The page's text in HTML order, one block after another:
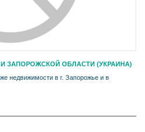
ЗАПОРОЖСКОЙ ОБЛАСТИ (УКРАИНА)
недвижимости в г. Запорожье и в